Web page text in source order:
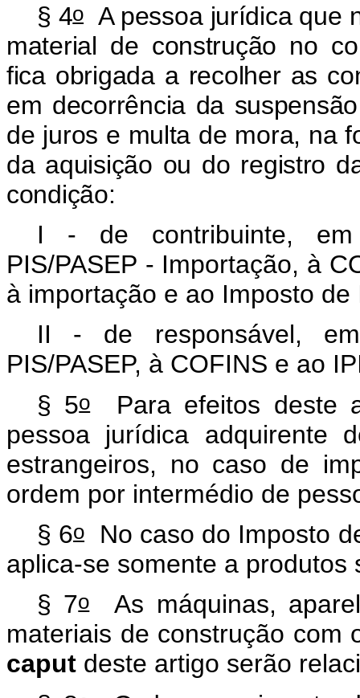
§ 4o A pessoa jurídica que
material de construção no
fica obrigada a recolher as
em decorrência da
de juros e multa de mora, na
da aquisição ou do registro
condição:
I - de contribuinte,
PIS/PASEP - Importação, à
à importação e ao Imposto
II - de responsável,
PIS/PASEP, à COFINS e ao
§ 5oPara efeitos deste
pessoa jurídica adquirente
estrangeiros, no caso de
ordem por intermédio de
§ 6o
No caso do Imposto
aplica-se somente a
§ 7oAs máquinas,
materiais de construção com
caput deste artigo serão